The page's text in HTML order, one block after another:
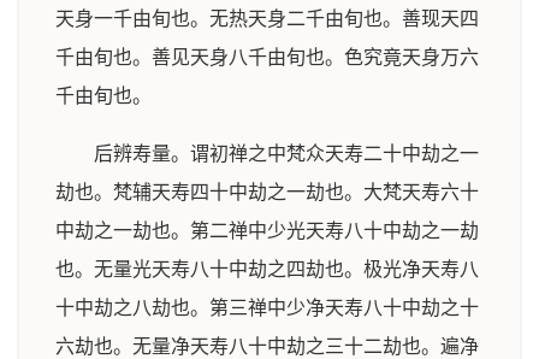
天身一千由旬也。无热天身二千由旬也。善现天四
千由旬也。善见天身八千由旬也。色究竟天身万六
千由旬也。
后辨寿量。谓初禅之中梵众天寿二十中劫之一
劫也。梵辅天寿四十中劫之一劫也。大梵天寿六十
中劫之一劫也。第二禅中少光天寿八十中劫之一劫
也。无量光天寿八十中劫之四劫也。极光净天寿八
十中劫之八劫也。第三禅中少净天寿八十中劫之十
六劫也。无量净天寿八十中劫之三十二劫也。遍净